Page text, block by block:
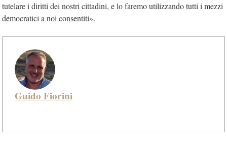
tutelare i diritti dei nostri cittadini, e lo faremo utilizzando tutti i mezzi
democratici a noi consentiti».
Guido Fiorini